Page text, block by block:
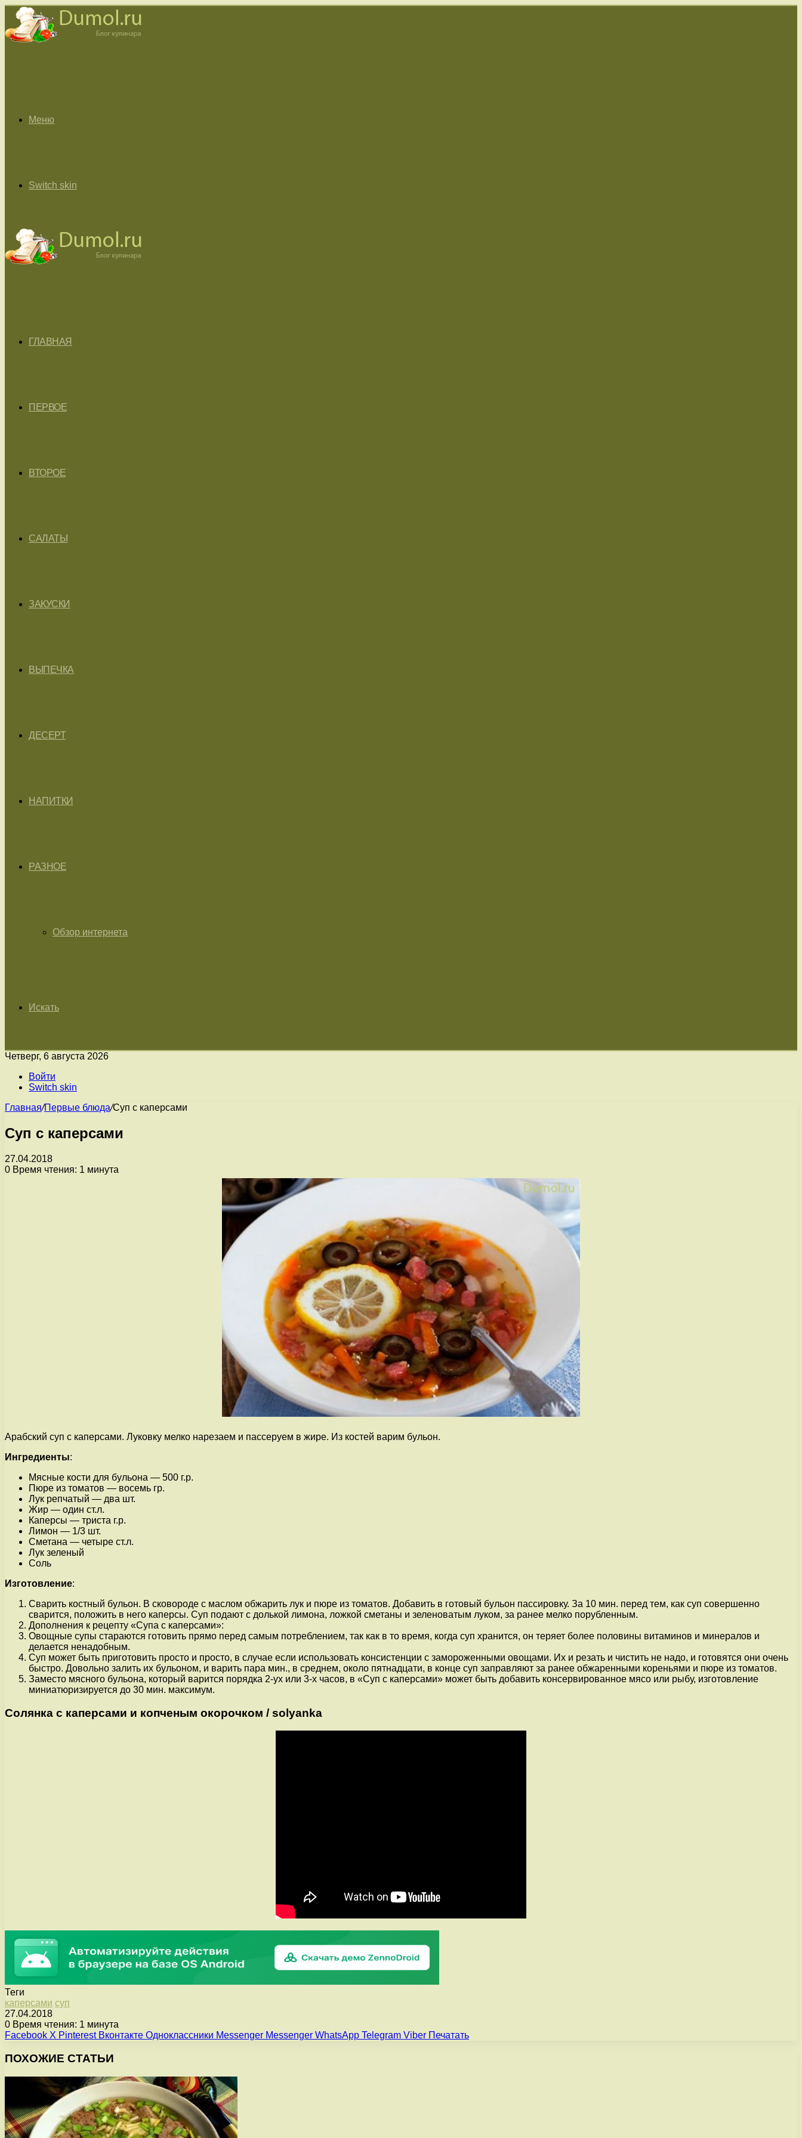
Меню
Switch skin
ГЛАВНАЯ
ПЕРВОЕ
ВТОРОЕ
САЛАТЫ
ЗАКУСКИ
ВЫПЕЧКА
ДЕСЕРТ
НАПИТКИ
РАЗНОЕ
Обзор интернета
Искать
Четверг, 6 августа 2026
Войти
Switch skin
Главная/Первые блюда/Суп с каперсами
Суп с каперсами
27.04.2018
0 Время чтения: 1 минута
Арабский суп с каперсами. Луковку мелко нарезаем и пассеруем в жире. Из костей варим бульон.
Ингредиенты:
Мясные кости для бульона — 500 г.р.
Пюре из томатов — восемь гр.
Лук репчатый — два шт.
Жир — один ст.л.
Каперсы — триста г.р.
Лимон — 1/3 шт.
Сметана — четыре ст.л.
Лук зеленый
Соль
Изготовление:
Сварить костный бульон. В сковороде с маслом обжарить лук и пюре из томатов. Добавить в готовый бульон пассировку. За 10 мин. перед тем, как суп совершенно
сварится, положить в него каперсы. Суп подают с долькой лимона, ложкой сметаны и зеленоватым луком, за ранее мелко порубленным.
Дополнения к рецепту «Супа с каперсами»:
Овощные супы стараются готовить прямо перед самым потреблением, так как в то время, когда суп хранится, он теряет более половины витаминов и минералов и
делается ненадобным.
Суп может быть приготовить просто и просто, в случае если использовать консистенции с замороженными овощами. Их и резать и чистить не надо, и готовятся они очень
быстро. Довольно залить их бульоном, и варить пара мин., в среднем, около пятнадцати, в конце суп заправляют за ранее обжаренными кореньями и пюре из томатов.
Заместо мясного бульона, который варится порядка 2-ух или 3-х часов, в «Суп с каперсами» может быть добавить консервированное мясо или рыбу, изготовление
миниатюризируется до 30 мин. максимум.
Cолянка с каперсами и копченым окорочком / solyanka
Теги
каперсами суп
27.04.2018
0 Время чтения: 1 минута
Facebook X Pinterest Вконтакте Одноклассники Messenger Messenger WhatsApp Telegram Viber Печатать
ПОХОЖИЕ СТАТЬИ